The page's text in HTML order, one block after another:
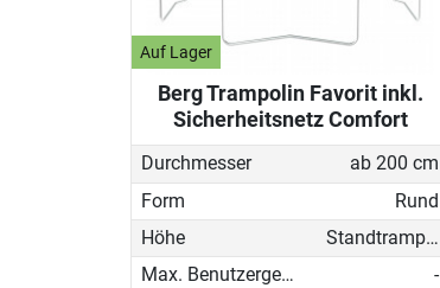
Auf Lager
Berg Trampolin Favorit inkl.
Sicherheitsnetz Comfort
Durchmesser
ab 200 cm
Form
Rund
Höhe
Standtrampolin
Max. Benutzergewicht
-